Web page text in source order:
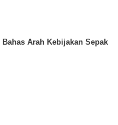
Arah Kebijakan Sepak